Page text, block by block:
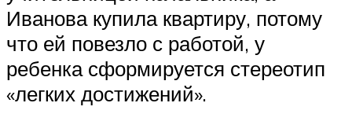
Иванова купила квартиру, потому
что ей повезло с работой, у
ребенка сформируется стереотип
«легких достижений».